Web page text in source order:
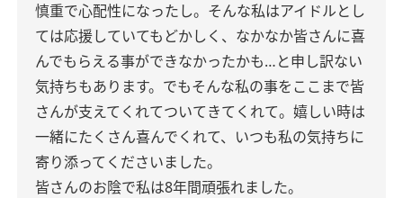
慎重で心配性になったし。 そんな私はアイドルとし
ては応援していてもどかしく、なかなか皆さんに喜
んでもらえる事ができなかったかも…と申し訳ない
気持ちもあります。 でもそんな私の事をここまで皆
さんが支えてくれてついてきてくれて。 嬉しい時は
一緒にたくさん喜んでくれて、 いつも私の気持ちに
寄り添ってくださいました。
皆さんのお陰で私は8年間頑張れました。